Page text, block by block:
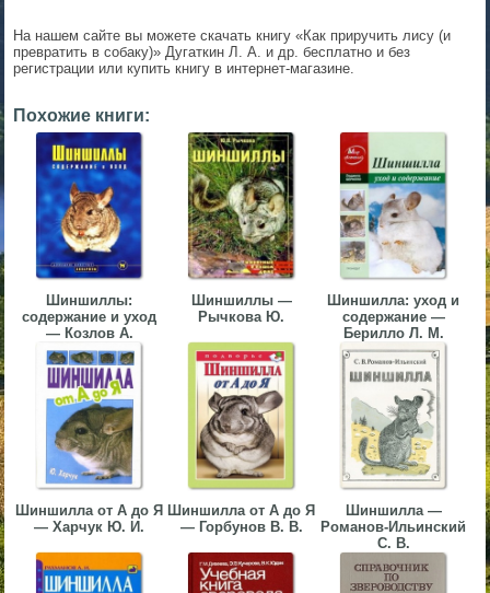
На нашем сайте вы можете скачать книгу «Как приручить лису (и
превратить в собаку)» Дугаткин Л. А. и др. бесплатно и без
регистрации или купить книгу в интернет-магазине.
Похожие книги:
Шиншиллы:
содержание и уход
— Козлов А.
Шиншиллы —
Рычкова Ю.
Шиншилла: уход и
содержание —
Берилло Л. М.
Шиншилла от А до Я
— Харчук Ю. И.
Шиншилла от А до Я
— Горбунов В. В.
Шиншилла —
Романов-Ильинский
С. В.
▼
▼
▼
▼
▼